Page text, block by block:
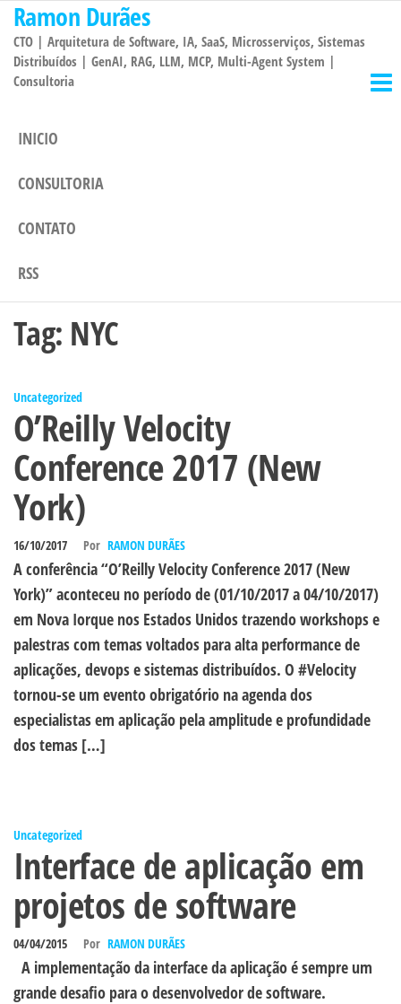
Pular
para
conteúdo
Ramon Durães
CTO | Arquitetura de Software, IA, SaaS, Microsserviços, Sistemas
Distribuídos | GenAI, RAG, LLM, MCP, Multi-Agent System |
Consultoria
INICIO
CONSULTORIA
CONTATO
RSS
Tag: NYC
Uncategorized
O’Reilly Velocity
Conference 2017 (New
York)
16/10/2017 Por RAMON DURÃES
A conferência “O’Reilly Velocity Conference 2017 (New
York)” aconteceu no período de (01/10/2017 a 04/10/2017)
em Nova Iorque nos Estados Unidos trazendo workshops e
palestras com temas voltados para alta performance de
aplicações, devops e sistemas distribuídos. O #Velocity
tornou-se um evento obrigatório na agenda dos
especialistas em aplicação pela amplitude e profundidade
dos temas […]
Uncategorized
Interface de aplicação em
projetos de software
04/04/2015 Por RAMON DURÃES
A implementação da interface da aplicação é sempre um
grande desafio para o desenvolvedor de software.